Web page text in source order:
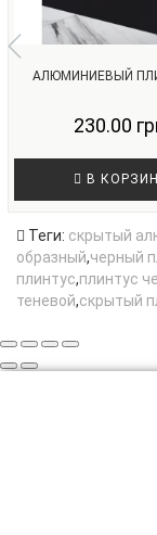
АЛЮМИНИЕВЫЙ
230.00
В
Теги: скрытый
образный,черный
плинтус,плинтус
теневой,скрытый